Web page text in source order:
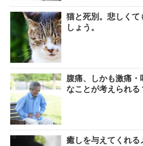
猫と死別。悲しくて
しょう。
腹痛、しかも激痛
なことが考えられる
癒しを与えてくれる